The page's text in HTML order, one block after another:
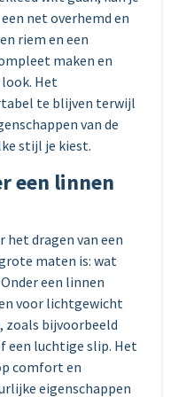
net overhemd en
riem en een
maken en
Het
te blijven terwijl
van de
stijl je kiest.
een linnen
het dragen van een
maten is: wat
een linnen
voor lichtgewicht
zoals bijvoorbeeld
een luchtige slip. Het
comfort en
eigenschappen